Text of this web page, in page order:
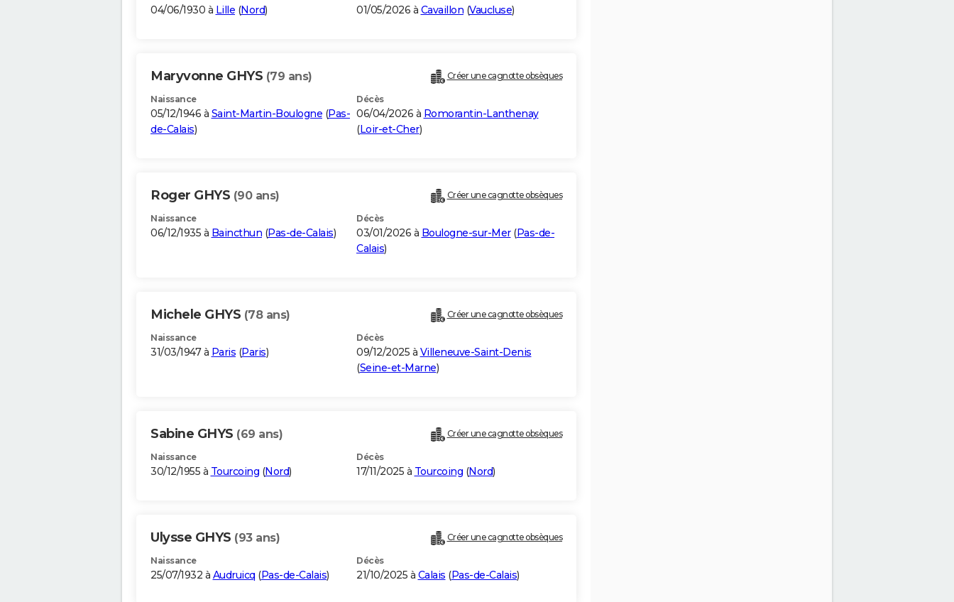
04/06/1930 à Lille (Nord) 01/05/2026 à Cavaillon (Vaucluse)
Maryvonne GHYS (79 ans) Créer une cagnotte obsèques
Naissance
05/12/1946 à Saint-Martin-Boulogne (Pas-
de-Calais)
Décès
06/04/2026 à Romorantin-Lanthenay
(Loir-et-Cher)
Roger GHYS (90 ans) Créer une cagnotte obsèques
Naissance
06/12/1935 à Baincthun (Pas-de-Calais)
Décès
03/01/2026 à Boulogne-sur-Mer(Pas-de-
Calais)
Michele GHYS (78 ans) Créer une cagnotte obsèques
Naissance
31/03/1947 à Paris (Paris)
Décès
09/12/2025 à Villeneuve-Saint-Denis
(Seine-et-Marne)
Sabine GHYS (69 ans) Créer une cagnotte obsèques
Naissance
30/12/1955 à Tourcoing (Nord)
Décès
17/11/2025 à Tourcoing (Nord)
Ulysse GHYS (93 ans) Créer une cagnotte obsèques
Naissance
25/07/1932 à Audruicq (Pas-de-Calais)
Décès
21/10/2025 à Calais (Pas-de-Calais)